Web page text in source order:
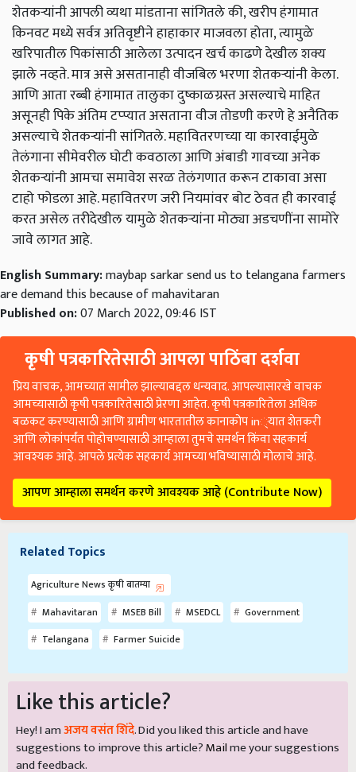
शेतकऱ्यांनी आपली व्यथा मांडताना सांगितले की, खरीप हंगामात
किनवट मध्ये सर्वत्र अतिवृष्टीने हाहाकार माजवला होता, त्यामुळे
खरिपातील पिकांसाठी आलेला उत्पादन खर्च काढणे देखील शक्य
झाले नव्हते. मात्र असे असतानाही वीजबिल भरणा शेतकऱ्यांनी केला.
आणि आता रब्बी हंगामात तालुका दुष्काळग्रस्त असल्याचे माहित
असूनही पिके अंतिम टप्प्यात असताना वीज तोडणी करणे हे अनैतिक
असल्याचे शेतकऱ्यांनी सांगितले. महावितरणच्या या कारवाईमुळे
तेलंगाना सीमेवरील घोटी कवठाला आणि अंबाडी गावच्या अनेक
शेतकऱ्यांनी आमचा समावेश सरळ तेलंगणात करून टाकावा असा
टाहो फोडला आहे. महावितरण जरी नियमांवर बोट ठेवत ही कारवाई
करत असेल तरीदेखील यामुळे शेतकऱ्यांना मोठ्या अडचणींना सामोरे
जावे लागत आहे.
English Summary:maybap sarkar send us to telangana farmers
are demand this because of mahavitaran
Published on:07 March 2022, 09:46 IST
कृषी पत्रकारितेसाठी आपला पाठिंबा दर्शवा
प्रिय वाचक, आमच्यात सामील झाल्याबद्दल धन्यवाद. आपल्यासारखे वाचक
आमच्यासाठी कृषी पत्रकारितेसाठी प्रेरणा आहेत. कृषी पत्रकारितेला अधिक
बळकट करण्यासाठी आणि ग्रामीण भारतातील कानाकोप in्यात शेतकरी
आणि लोकांपर्यंत पोहोचण्यासाठी आम्हाला तुमचे समर्थन किंवा सहकार्य
आवश्यक आहे. आपले प्रत्येक सहकार्य आमच्या भविष्यासाठी मोलाचे आहे.
आपण आम्हाला समर्थन करणे आवश्यक आहे (Contribute Now)
Related Topics
Agriculture News कृषी बातम्या
Mahavitaran
MSEB Bill MSEDCL
Government
Telangana
Farmer Suicide
Like this article?
Hey! I amअजय वसंत शिंदे. Did you liked this article and have
suggestions to improve this article?Mailme your suggestions
and feedback.